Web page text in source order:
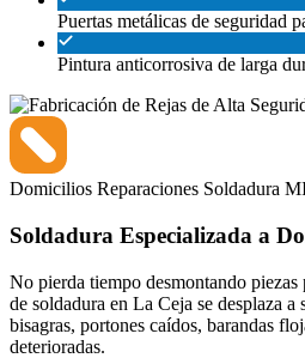
Puertas metálicas de seguridad
Pintura anticorrosiva de larga
Domicilios Reparaciones Soldadura
Soldadura Especializada a
No pierda tiempo desmontando
de soldadura en La Ceja se desplaza a
bisagras, portones caídos, barandas
deterioradas.